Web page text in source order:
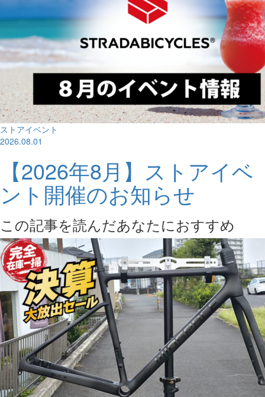
ストアイベント
2026.08.01
【2026年8月】ストアイベ
ント開催のお知らせ
この記事を読んだあなたにおすすめ